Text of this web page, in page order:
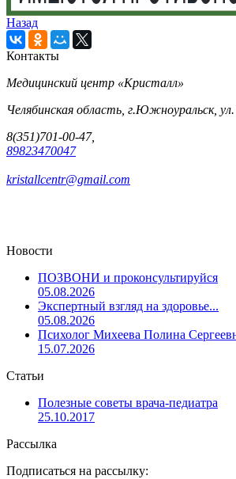
Назад
Контакты
Медицинский центр «Кристалл»
Челябинская область, г.Южноуральск,
8(351)701-00-47,
89823470047
kristallcentr@gmail.com
Новости
ПОЗВОНИ и проконсультируйся
05.08.2026
Экспертный взгляд на здоровье...
05.08.2026
Психолог Михеева Полина
15.07.2026
Статьи
Полезные советы врача-педиатра
25.10.2017
Рассылка
Подписаться на рассылку: